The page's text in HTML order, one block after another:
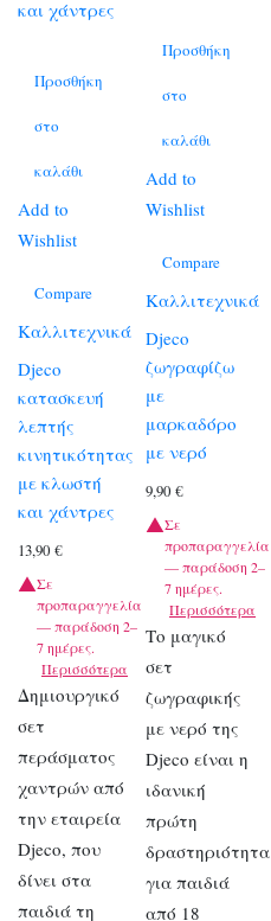
Προσθήκη
στο
καλάθι
Add to
Wishlist
Compare
Καλλιτεχνικά
Djeco
κατασκευή
λεπτής
κινητικότητας
με κλωστή
και χάντρες
13,90 €
Σε
προπαραγγελία
— παράδοση 2–
7 ημέρες.
Περισσότερα
Δημιουργικό
σετ
περάσματος
χαντρών από
την εταιρεία
Djeco, που
δίνει στα
παιδιά τη
Προσθήκη
στο
καλάθι
Add to
Wishlist
Compare
Καλλιτεχνικά
Djeco
ζωγραφίζω
με
μαρκαδόρο
με νερό
9,90€
Σε
προπαραγγελία
— παράδοση 2–
7 ημέρες.
Περισσότερα
Το μαγικό
σετ
ζωγραφικής
με νερό της
Djeco είναι η
ιδανική
πρώτη
δραστηριότητα
για παιδιά
από 18